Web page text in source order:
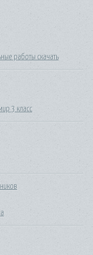
работы скачать
3 класс